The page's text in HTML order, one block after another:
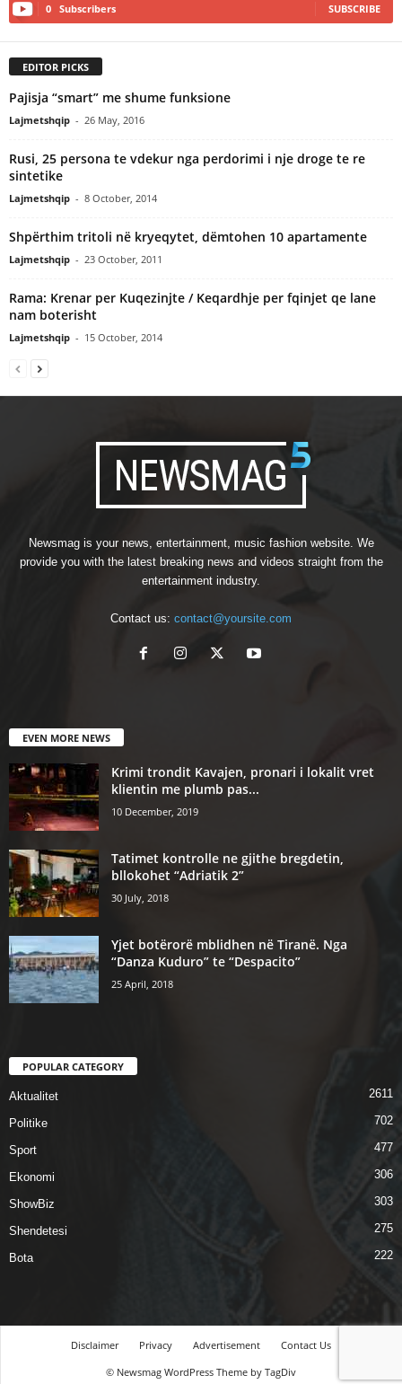
0 Subscribers SUBSCRIBE
EDITOR PICKS
Pajisja “smart” me shume funksione
Lajmetshqip - 26 May, 2016
Rusi, 25 persona te vdekur nga perdorimi i nje droge te re
sintetike
Lajmetshqip - 8 October, 2014
Shpërthim tritoli në kryeqytet, dëmtohen 10 apartamente
Lajmetshqip - 23 October, 2011
Rama: Krenar per Kuqezinjte / Keqardhje per fqinjet qe lane
nam boterisht
Lajmetshqip - 15 October, 2014
Newsmag is your news, entertainment, music fashion website. We
provide you with the latest breaking news and videos straight from the
entertainment industry.
Contact us: contact@yoursite.com
EVEN MORE NEWS
Krimi trondit Kavajen, pronari i lokalit vret
klientin me plumb pas...
10 December, 2019
Tatimet kontrolle ne gjithe bregdetin,
bllokohet “Adriatik 2”
30 July, 2018
Yjet botërorë mblidhen në Tiranë. Nga
“Danza Kuduro” te “Despacito”
25 April, 2018
POPULAR CATEGORY
Aktualitet 2611
Politike 702
Sport 477
Ekonomi 306
ShowBiz 303
Shendetesi 275
Bota 222
Disclaimer Privacy Advertisement
Contact Us
© Newsmag WordPress Theme by TagDiv